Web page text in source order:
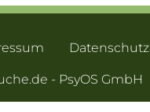
Datenschutz
- PsyOS GmbH